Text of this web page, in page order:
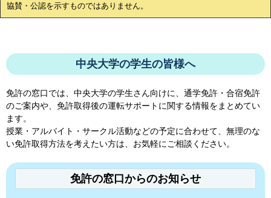
協賛・公認を示すものではありません。
中央大学の学生の皆様へ
免許の窓口では、 中央大学の学生さん向けに、通学免許・合宿免許
のご案内や、免許取得後の運転サポートに関する情報をまとめてい
ます。
授業・アルバイト・サークル活動などの予定に合わせて、無理のな
い免許取得方法を考えたい方は、お気軽にご相談ください。
免許の窓口からのお知らせ